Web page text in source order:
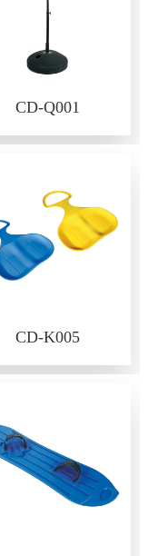
CD-Q001
CD-K005